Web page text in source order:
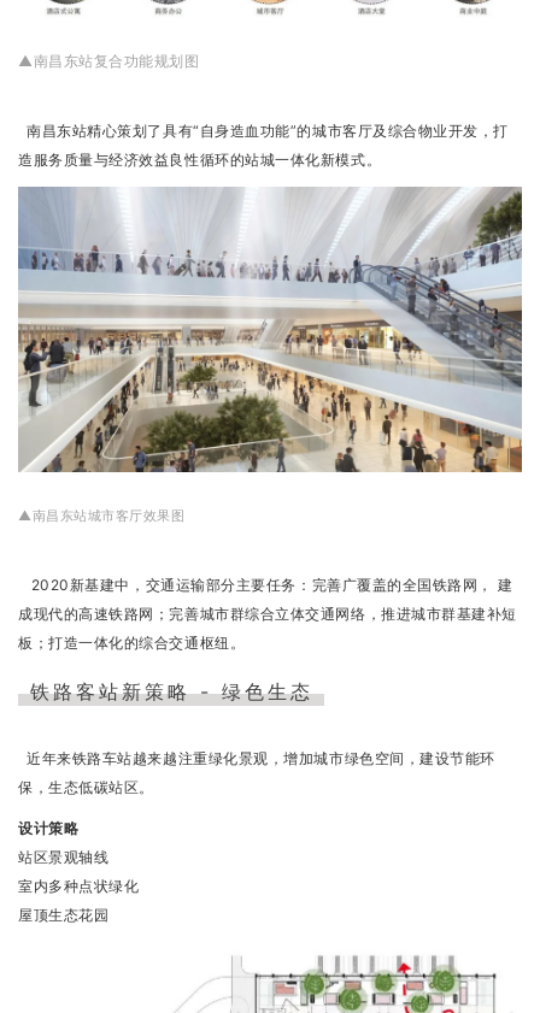
▲南昌东站复合功能规划图
南昌东站精心策划了具有“自身造血功能”的城市客厅及综合物业开发，打
造服务质量与经济效益良性循环的站城一体化新模式。
▲南昌东站城市客厅效果图
2020新基建中，交通运输部分主要任务：完善广覆盖的全国铁路网， 建
成现代的高速铁路网；完善城市群综合立体交通网络，推进城市群基建补短
板；打造一体化的综合交通枢纽。
铁路客站新策略 - 绿色生态
近年来铁路车站越来越注重绿化景观，增加城市绿色空间，建设节能环
保，生态低碳站区。
设计策略
站区景观轴线
室内多种点状绿化
屋顶生态花园